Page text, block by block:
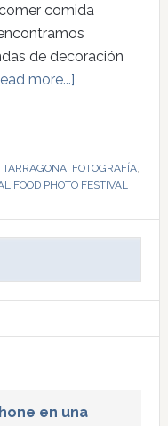
comida
de decoración
more...]
TARRAGONA, FOTOGRAFÍA,
FOOD PHOTO FESTIVAL
en una